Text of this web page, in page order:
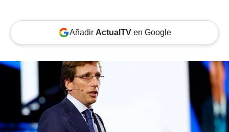
Añadir ActualTVen Google